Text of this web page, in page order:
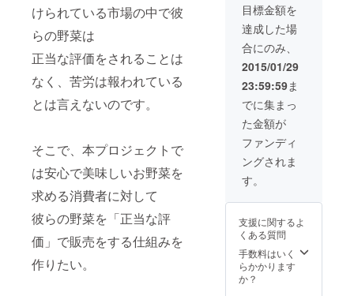
けられている市場の中で彼
らの野菜は
正当な評価をされることは
なく、苦労は報われている
とは言えないのです。
そこで、本プロジェクトで
は安心で美味しいお野菜を
求める消費者に対して
彼らの野菜を「正当な評
価」で販売をする仕組みを
作りたい。
目標金額を
達成した場
合にのみ、
2015/01/29
23:59:59ま
でに集まっ
た金額が
ファンディ
ングされま
す。
支援に関するよ
くある質問
手数料はいく
らかかります
か？